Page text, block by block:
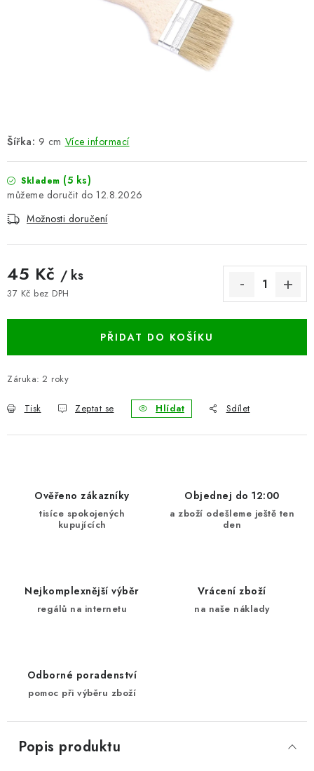
HODNOCENÍ OBCHODU
ČASTO KLADENÉ DOTAZY
B2B - VELKOOBCHOD
KONTAKTY
Obchodní a dodací podmínky
Ochrana osobních údajú
Cookies
Bezpečnostní certifikáty Moje objednávka
Šířka: 9 cm Více informací
Skladem (5 ks)
12.8.2026
Možnosti doručení
45 Kč / ks
37 Kč bez DPH
PŘIDAT DO KOŠÍKU
Záruka: 2 roky
Tisk Zeptat se Hlídat Sdílet
Ověřeno zákazníky
tisíce spokojených
kupujících
Objednej do 12:00
a zboží odešleme ještě ten
den
Nejkomplexnější výběr
regálů na internetu
Vrácení zboží
na naše náklady
Odborné poradenství
pomoc při výběru zboží
Popis produktu